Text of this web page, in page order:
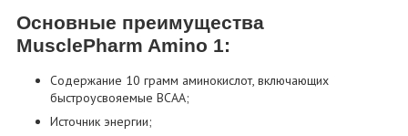
Основные преимущества
MusclePharm Amino 1:
Содержание 10 грамм аминокислот, включающих
быстроусвояемые BCAA;
Источник энергии;